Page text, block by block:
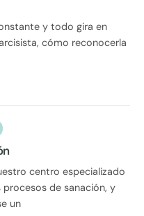
y todo gira en
cómo reconocerla
centro especializado
de sanación, y
un